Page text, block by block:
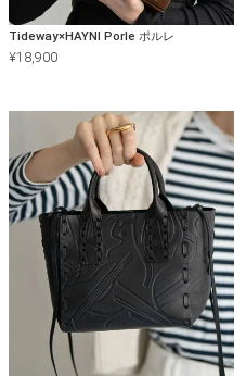
Tideway×HAYNI Porle ポルレ
¥18,900